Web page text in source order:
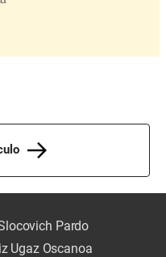
Pardo
Ugaz Oscanoa